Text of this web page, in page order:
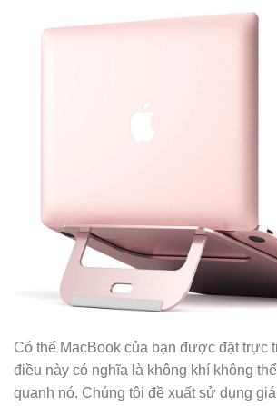
Có thể MacBook của bạn được đặt trực
điều này có nghĩa là không khí không
quanh nó. Chúng tôi đề xuất sử dụng